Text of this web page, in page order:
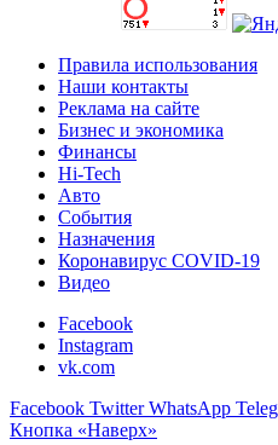
Правила использования
Наши контакты
Реклама на сайте
Бизнес и экономика
Финансы
Hi-Tech
Авто
События
Назначения
Коронавирус COVID-19
Видео
Facebook
Instagram
vk.com
Facebook Twitter WhatsApp
Кнопка «Наверх»